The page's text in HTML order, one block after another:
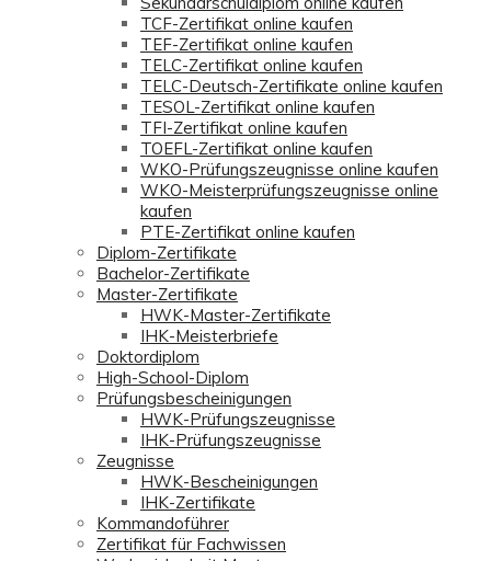
TCF-Zertifikat online kaufen
TEF-Zertifikat online kaufen
TELC-Zertifikat online kaufen
TELC-Deutsch-Zertifikate online kaufen
TESOL-Zertifikat online kaufen
TFI-Zertifikat online kaufen
TOEFL-Zertifikat online kaufen
WKO-Prüfungszeugnisse online kaufen
WKO-Meisterprüfungszeugnisse online
kaufen
PTE-Zertifikat online kaufen
Diplom-Zertifikate
Bachelor-Zertifikate
Master-Zertifikate
HWK-Master-Zertifikate
IHK-Meisterbriefe
Doktordiplom
High-School-Diplom
Prüfungsbescheinigungen
HWK-Prüfungszeugnisse
IHK-Prüfungszeugnisse
Zeugnisse
HWK-Bescheinigungen
IHK-Zertifikate
Kommandoführer
Zertifikat für Fachwissen